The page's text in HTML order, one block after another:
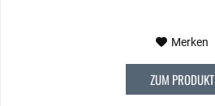
Merken
ZUM PRODUKT